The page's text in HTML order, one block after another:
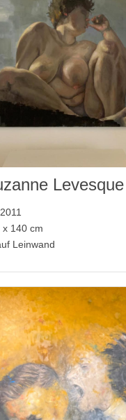
Levesque
x 140 cm
Leinwand